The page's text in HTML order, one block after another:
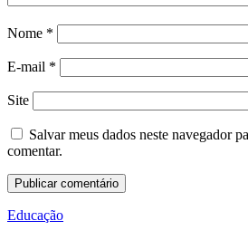
Nome *
E-mail *
Site
Salvar meus dados neste navegador
comentar.
Educação